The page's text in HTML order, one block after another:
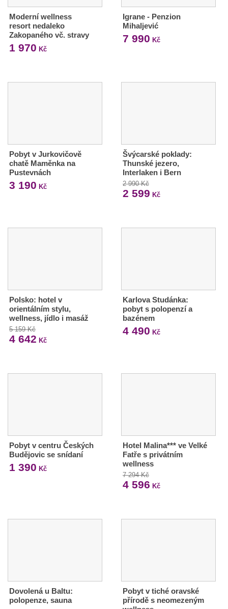
Moderní wellness
resort nedaleko
Zakopaného vč. stravy
1 970 Kč
Igrane - Penzion
Mihaljević
7 990 Kč
Pobyt v Jurkovičově
chatě Maměnka na
Pustevnách
3 190 Kč
Švýcarské poklady:
Thunské jezero,
Interlaken i Bern
2 990 Kč
2 599 Kč
Polsko: hotel v
orientálním stylu,
wellness, jídlo i masáž
5 159 Kč
4 642 Kč
Karlova Studánka:
pobyt s polopenzí a
bazénem
4 490 Kč
Pobyt v centru Českých
Budějovic se snídaní
1 390 Kč
Hotel Malina*** ve Velké
Fatře s privátním
wellness
7 294 Kč
4 596 Kč
Dovolená u Baltu:
polopenze, sauna
Pobyt v tiché oravské
přírodě s neomezeným